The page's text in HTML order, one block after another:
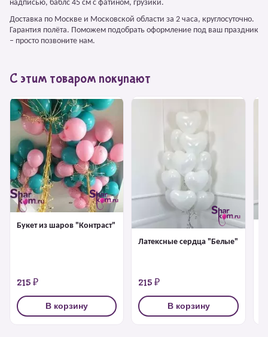
надписью, баблс 45 см с фатином, грузики.
Доставка по Москве и Московской области за 2 часа, круглосуточно.
Гарантия полёта. Поможем подобрать оформление под ваш праздник
– просто позвоните нам.
С этим товаром покупают
Букет из шаров "Контраст"
215 ₽
В корзину
Латексные сердца "Белые"
215 ₽
В корзину